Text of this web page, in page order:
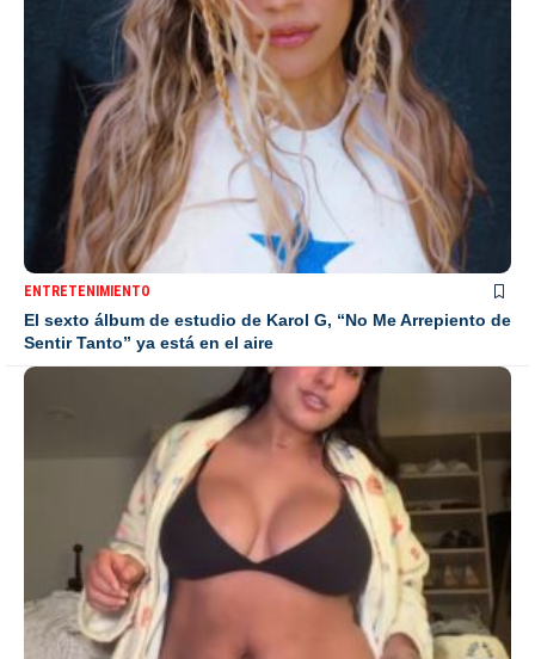
ENTRETENIMIENTO
El sexto álbum de estudio de Karol G, “No Me Arrepiento de
Sentir Tanto” ya está en el aire